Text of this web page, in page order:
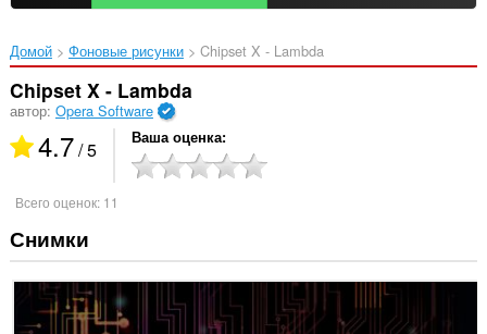
Домой Фоновые рисунки Chipset X - Lambda‎
Chipset X - Lambda
автор: Opera Software
4.7/ 5 Ваша оценка
Всего оценок: 11
Снимки